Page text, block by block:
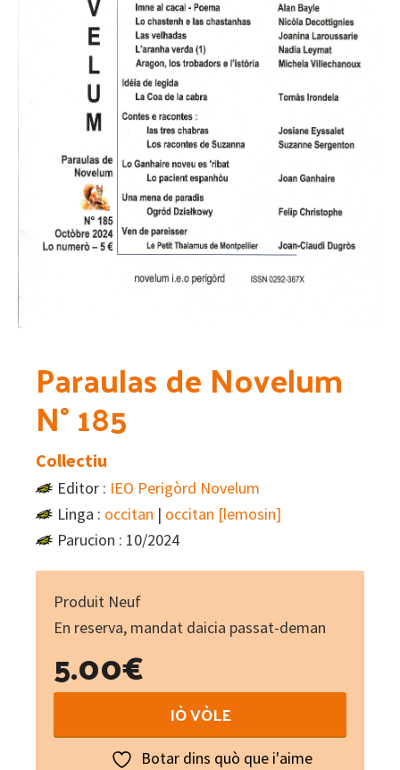
Paraulas de Novelum
N° 185
Collectiu
Editor : IEO Perigòrd Novelum
Linga : occitan | occitan [lemosin]
Parucion : 10/2024
Produit Neuf
En reserva, mandat daicia passat-deman
5.00€
de
IÒ VÒLE
Botar dins quò que i'aime